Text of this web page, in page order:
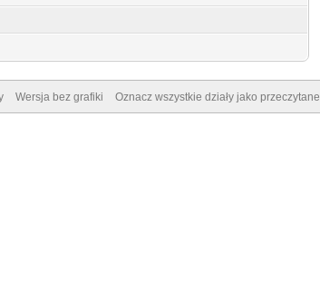
Wersja bez grafiki Oznacz wszystkie działy jako przeczytane